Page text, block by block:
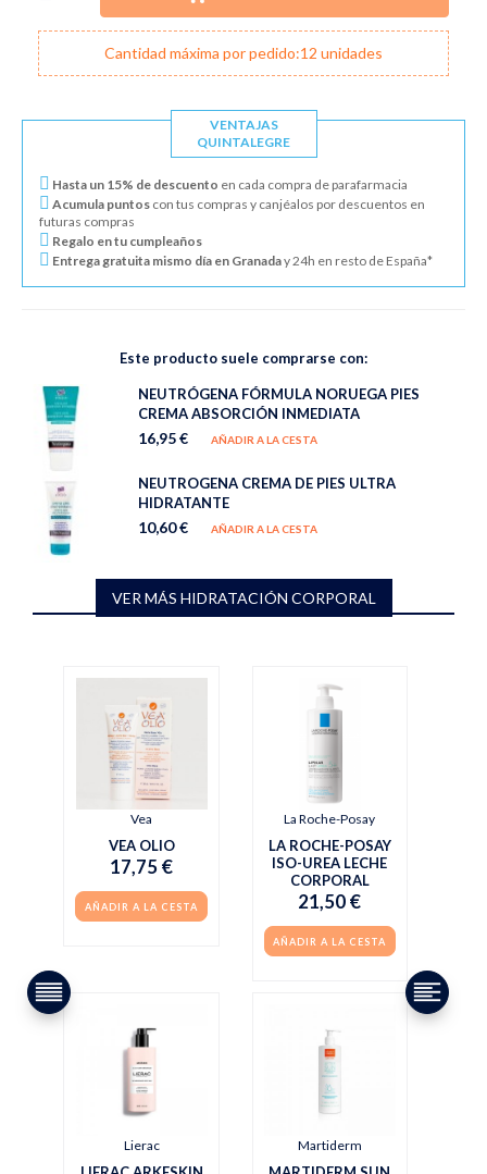
Cantidad máxima por pedido:12 unidades
VENTAJAS
QUINTALEGRE
Hasta un 15% de descuento en cada compra de parafarmacia
Acumula puntos con tus compras y canjéalos por descuentos en
futuras compras
Regalo en tu cumpleaños
Entrega gratuita mismo día en Granaday 24h en resto de España*
Este producto suele comprarse con:
NEUTRÓGENA FÓRMULA NORUEGA PIES
CREMA ABSORCIÓN INMEDIATA
16,95 € AÑADIR A LA CESTA
NEUTROGENA CREMA DE PIES ULTRA
HIDRATANTE
10,60 € AÑADIR A LA CESTA
VER MÁS HIDRATACIÓN CORPORAL
Vea
VEA OLIO
17,75 €
AÑADIR A LA CESTA
La Roche-Posay
LA ROCHE-POSAY
ISO-UREA LECHE
CORPORAL
21,50 €
AÑADIR A LA CESTA
Lierac Martiderm